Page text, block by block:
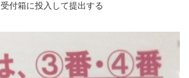
受付箱に投入して提出する